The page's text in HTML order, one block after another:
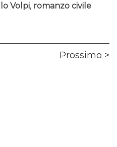
Volpi, romanzo civile
Prossimo